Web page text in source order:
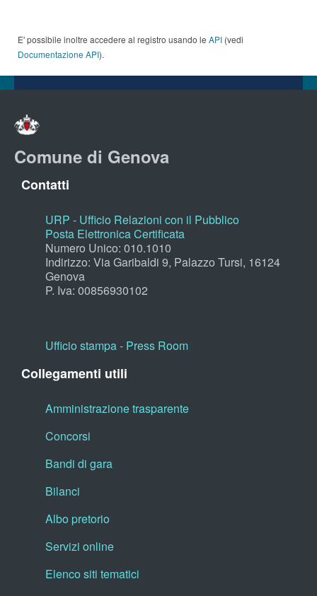
E' possibile inoltre accedere al registro usando le API (vedi
Documentazione API).
Comune di Genova
Contatti
URP - Ufficio Relazioni con il Pubblico
Posta Elettronica Certificata
Numero Unico: 010.1010
Indirizzo: Via Garibaldi 9, Palazzo Tursi, 16124
Genova
P. Iva: 00856930102
Ufficio stampa - Press Room
Collegamenti utili
Amministrazione trasparente
Concorsi
Bandi di gara
Bilanci
Albo pretorio
Servizi online
Elenco siti tematici